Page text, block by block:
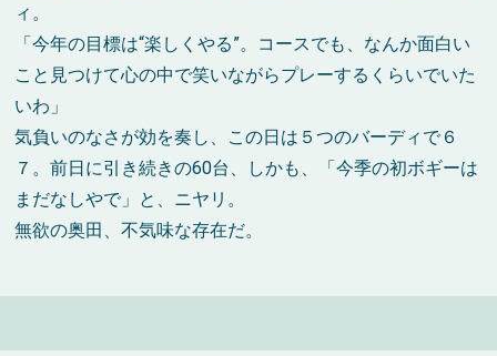
ィ。
「今年の目標は“楽しくやる”。コースでも、なんか面白い
こと見つけて心の中で笑いながらプレーするくらいでいた
いわ」
気負いのなさが効を奏し、この日は５つのバーディで６
７。前日に引き続きの60台、しかも、「今季の初ボギーは
まだなしやで」と、ニヤリ。
無欲の奥田、不気味な存在だ。